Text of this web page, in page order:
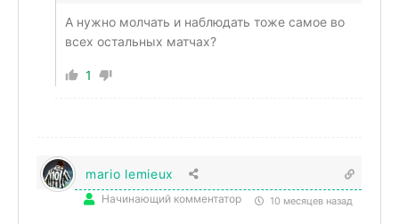
А нужно молчать и наблюдать тоже самое во
всех остальных матчах?
1
mario lemieux
Начинающий комментатор 10 месяцев назад